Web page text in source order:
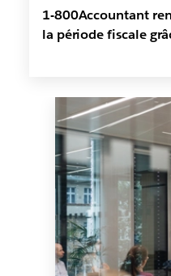
1-800Accountant
la période fiscale